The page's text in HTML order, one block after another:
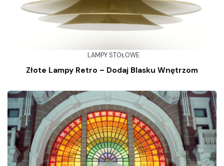
LAMPY STOŁOWE
Złote Lampy Retro – Dodaj Blasku Wnętrzom